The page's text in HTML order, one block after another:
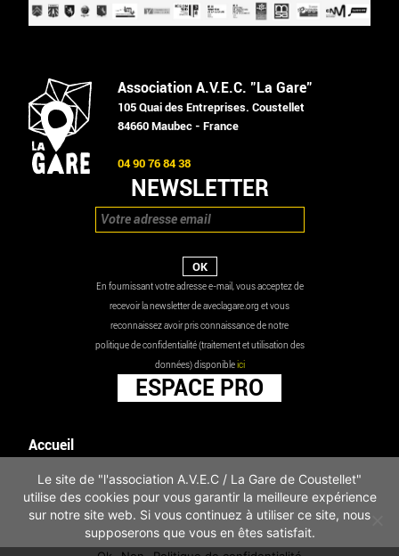
Association A.V.E.C. "La Gare"
105 Quai des Entreprises. Coustellet
84660 Maubec - France
04 90 76 84 38
NEWSLETTER
En fournissant votre adresse e-mail, vous acceptez de
recevoir la newsletter de aveclagare.org et vous
reconnaissez avoir pris connaissance de notre
politique de confidentialité (traitement et utilisation des
données) disponibleici
ESPACE PRO
Accueil
Les actualités
Mentions légales
Infos pratiques
Politique de confidentialité
Le site de "l'association A.V.E.C / La Gare de Coustellet"
utilise des cookies pour vous garantir la meilleure expérience
sur notre site web. Si vous continuez à utiliser ce site, nous
supposerons que vous en êtes satisfait.